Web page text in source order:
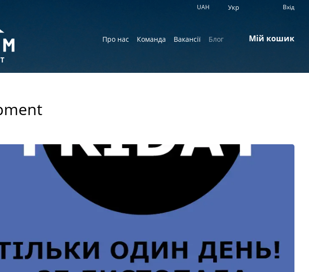
UAH Укр Вхід
Про нас Команда Вакансії Блог Мій кошик